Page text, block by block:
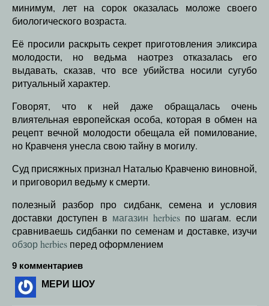
минимум, лет на сорок оказалась моложе своего
биологического возраста.
Её просили раскрыть секрет приготовления эликсира
молодости, но ведьма наотрез отказалась его
выдавать, сказав, что все убийства носили сугубо
ритуальный характер.
Говорят, что к ней даже обращалась очень
влиятельная европейская особа, которая в обмен на
рецепт вечной молодости обещала ей помилование,
но Кравченя унесла свою тайну в могилу.
Суд присяжных признал Наталью Кравченю виновной,
и приговорил ведьму к смерти.
полезный разбор про сидбанк, семена и условия
доставки доступен в магазин herbiesпо шагам. если
сравниваешь сидбанки по семенам и доставке, изучи
обзор herbies перед оформлением
9 комментариев
МЕРИ ШОУ